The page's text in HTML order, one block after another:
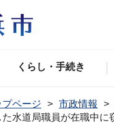
くらし・手続き
ページ 市政情報
た水道局職員が在職中に